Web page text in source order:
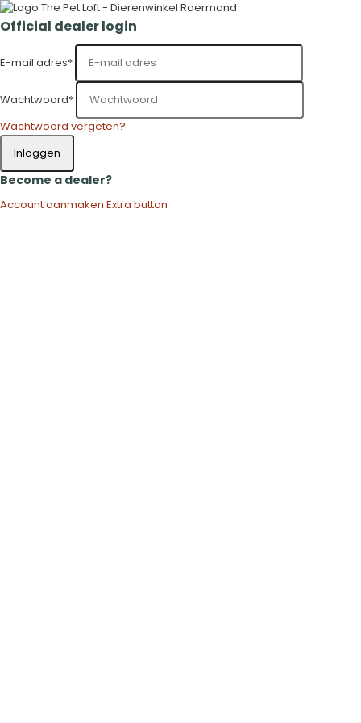
Official dealer login
E-mail adres*
Wachtwoord*
Wachtwoord vergeten?
Inloggen
Become a dealer?
Account aanmaken Extra button